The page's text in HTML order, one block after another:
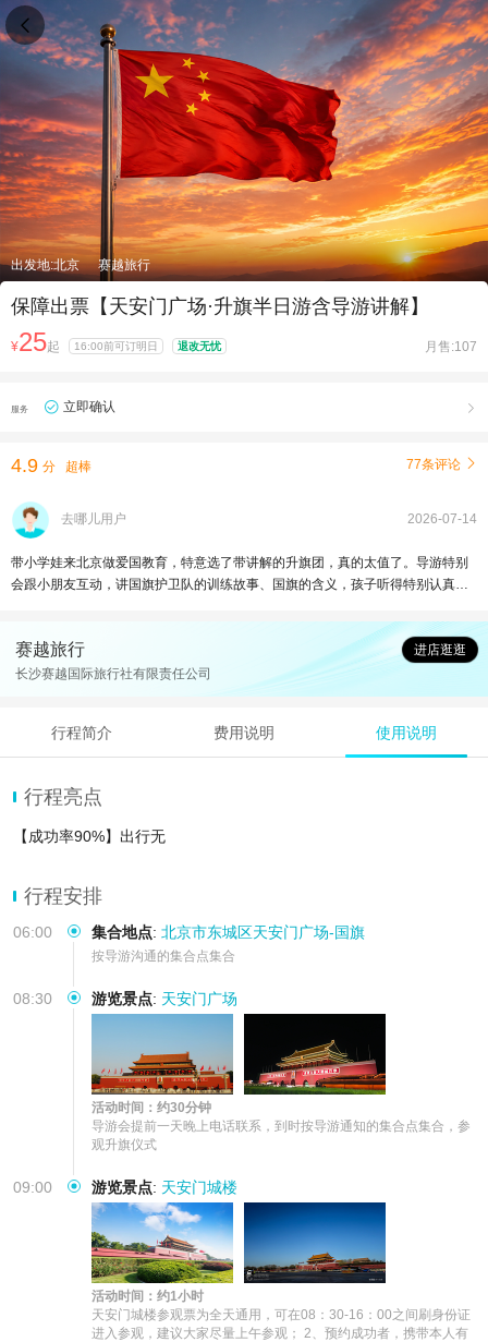
出发地:北京 赛越旅行
保障出票【天安门广场·升旗半日游含导游讲解】
¥25起 16:00前可订明日 退改无忧 月售:107
服务 立即确认 
4.9 分 超棒 77条评论 
去哪儿用户 2026-07-14
带小学娃来北京做爱国教育，特意选了带讲解的升旗团，真的太值了。导游特别
会跟小朋友互动，讲国旗护卫队的训练故事、国旗的含义，孩子听得特别认真，
主动行少先队礼，看得出来是真的被感染到了。看完还跟着导游了解了天安门周
边的建筑，孩子一路都在问问题，比在家看课本生动太多了，这趟比逛十个游乐
园都有意义。
赛越旅行
进店逛逛
长沙赛越国际旅行社有限责任公司
行程简介 费用说明 使用说明
行程亮点
【成功率90%】出行无
行程安排
06:00 集合地点: 北京市东城区天安门广场-国旗
按导游沟通的集合点集合
08:30 游览景点: 天安门广场
活动时间：约30分钟
导游会提前一天晚上电话联系，到时按导游通知的集合点集合，参
观升旗仪式
09:00 游览景点: 天安门城楼
活动时间：约1小时
天安门城楼参观票为全天通用，可在08：30-16：00之间刷身份证
进入参观，建议大家尽量上午参观； 2、预约成功者，携带本人有
